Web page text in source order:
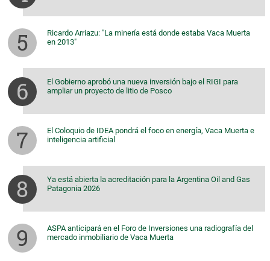
Ricardo Arriazu: "La minería está donde estaba Vaca Muerta
en 2013"
El Gobierno aprobó una nueva inversión bajo el RIGI para
ampliar un proyecto de litio de Posco
El Coloquio de IDEA pondrá el foco en energía, Vaca Muerta e
inteligencia artificial
Ya está abierta la acreditación para la Argentina Oil and Gas
Patagonia 2026
ASPA anticipará en el Foro de Inversiones una radiografía del
mercado inmobiliario de Vaca Muerta